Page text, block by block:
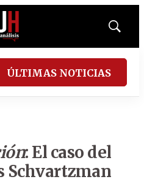
Mostrar
ÚLTIMAS NOTICIAS
: El caso del
Schvartzman